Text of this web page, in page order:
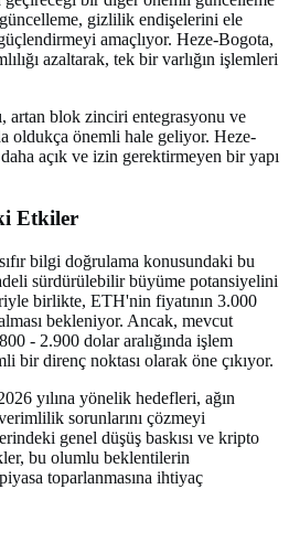
gizlilik endişelerini ele
amaçlıyor. Heze-Bogota,
azaltarak, tek bir varlığın işlemleri
artan blok zinciri entegrasyonu ve
oldukça önemli hale geliyor. Heze-
açık ve izin gerektirmeyen bir yapı
Etkiler
bilgi doğrulama konusundaki bu
sürdürülebilir büyüme potansiyelini
birlikte, ETH'nin fiyatının 3.000
bekleniyor. Ancak, mevcut
- 2.900 dolar aralığında işlem
bir direnç noktası olarak öne çıkıyor.
yılına yönelik hedefleri, ağın
sorunlarını çözmeyi
genel düşüş baskısı ve kripto
bu olumlu beklentilerin
toparlanmasına ihtiyaç